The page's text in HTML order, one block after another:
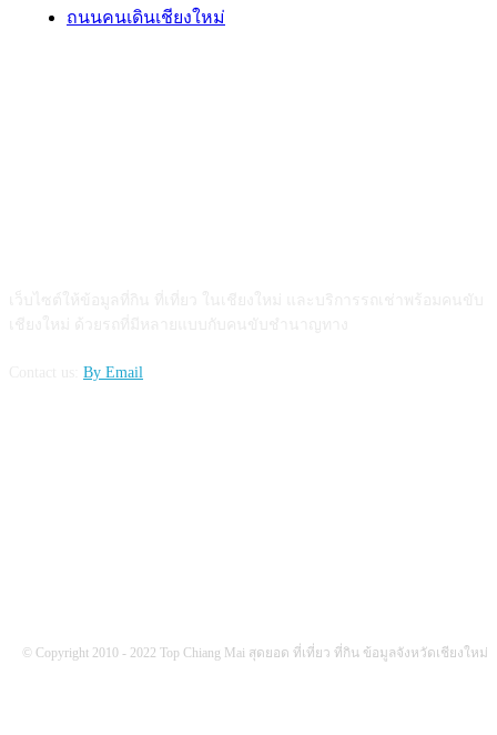
ถนนคนเดินเชียงใหม่
By Email
© Copyright 2010 - 2022 Top Chiang Mai สุดยอด ที่เที่ยว ที่กิน ข้อมูลจังหวัดเชียงใหม่